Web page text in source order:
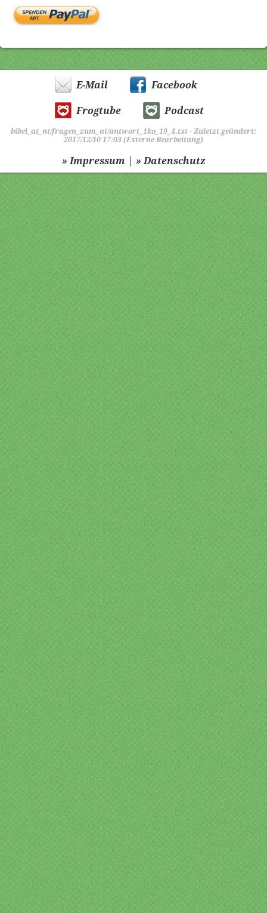
E-Mail Facebook
Frogtube Podcast
bibel_at_nt/fragen_zum_at/antwort_1ko_19_4.txt · Zuletzt geändert:
2017/12/10 17:03 (Externe Bearbeitung)
» Impressum | » Datenschutz